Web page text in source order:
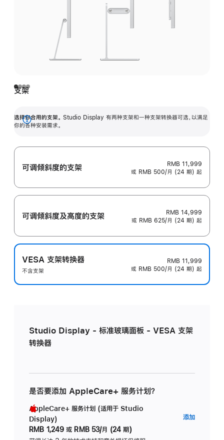
支架
选择你合用的支架。 Studio Display 有两种支架和一种支架转换器可选，以满足
你的各种安装需求。
展
可调倾斜度的支架
RMB 11,999
或 RMB 500/月 (24 期) 起
可调倾斜度及高‍度的支‍架
RMB 14,999
或 RMB 625/月 (24 期) 起
VESA 支架转换器
不含支架
RMB 11,999
或 RMB 500/月 (24 期) 起
Studio Display - 标准玻璃面板 - VESA 支架
转换器
是否要添加 AppleCare+ 服务计划？
AppleCare+ 服务计划 (适用于 Studio
Display)
RMB 1,249 或 RMB 53/月 (24 期)
添加